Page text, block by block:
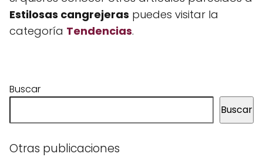
Estilosas cangrejeras puedes visitar la
categoría Tendencias.
Buscar
Buscar
Otras publicaciones